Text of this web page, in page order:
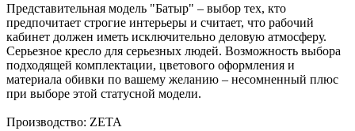
Представительная модель "Батыр" – выбор тех, кто
предпочитает строгие интерьеры и считает, что рабочий
кабинет должен иметь исключительно деловую атмосферу.
Серьезное кресло для серьезных людей. Возможность выбора
подходящей комплектации, цветового оформления и
материала обивки по вашему желанию – несомненный плюс
при выборе этой статусной модели.
Производство: ZETA